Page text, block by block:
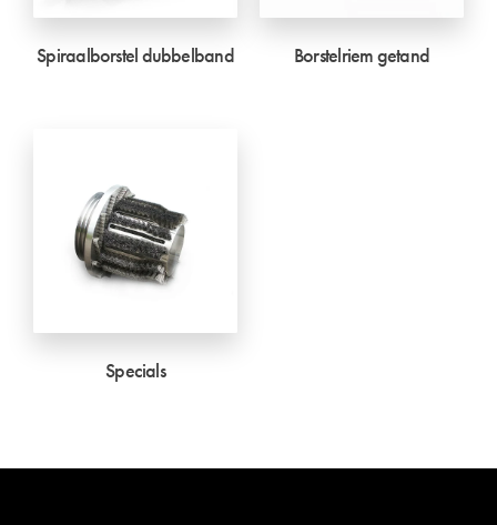
Spiraalborstel dubbelband Borstelriem getand
Specials